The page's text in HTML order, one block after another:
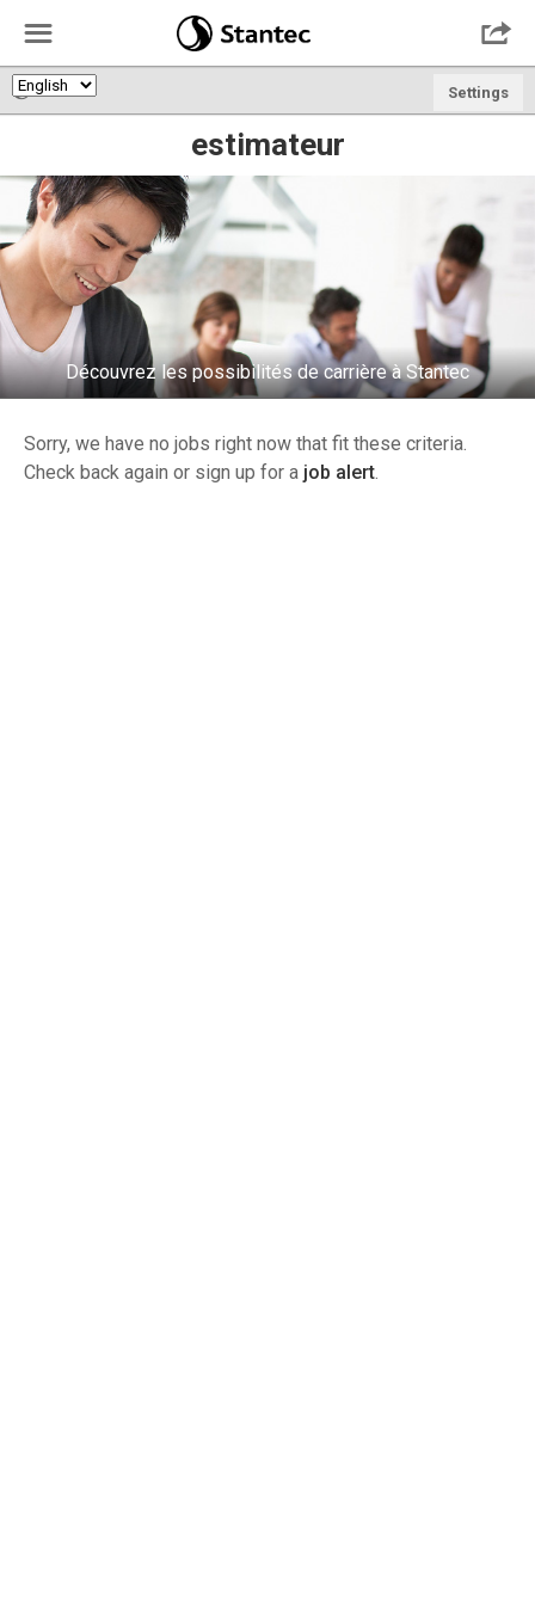
🌎 Settings
☰ 
estimateur
Découvrez les possibilités de carrière à Stantec
Sorry, we have no jobs right now that fit these criteria.
Check back again or sign up for a job alert.